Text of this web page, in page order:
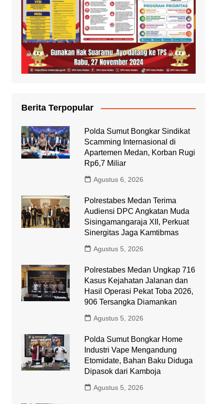
Berita Terpopular
Polda Sumut Bongkar Sindikat
Scamming Internasional di
Apartemen Medan, Korban Rugi
Rp6,7 Miliar
Agustus 6, 2026
Polrestabes Medan Terima
Audiensi DPC Angkatan Muda
Sisingamangaraja XII, Perkuat
Sinergitas Jaga Kamtibmas
Agustus 5, 2026
Polrestabes Medan Ungkap 716
Kasus Kejahatan Jalanan dan
Hasil Operasi Pekat Toba 2026,
906 Tersangka Diamankan
Agustus 5, 2026
Polda Sumut Bongkar Home
Industri Vape Mengandung
Etomidate, Bahan Baku Diduga
Dipasok dari Kamboja
Agustus 5, 2026